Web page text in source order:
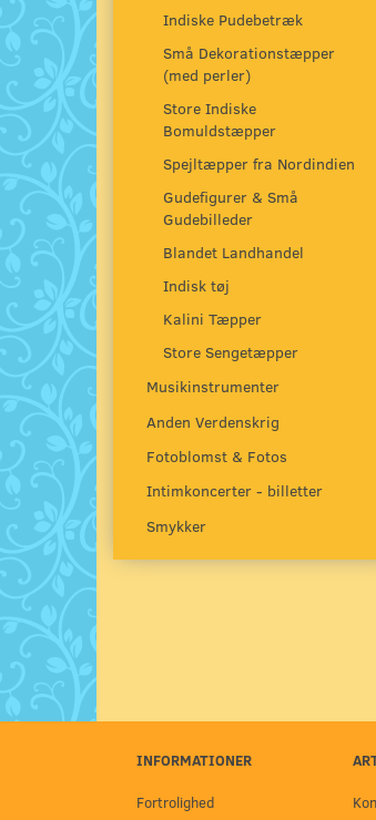
Indiske Pudebetræk
Små Dekorationstæpper
(med perler)
Store Indiske
Bomuldstæpper
Spejltæpper fra Nordindien
Gudefigurer & Små
Gudebilleder
Blandet Landhandel
Indisk tøj
Kalini Tæpper
Store Sengetæpper
Musikinstrumenter
Anden Verdenskrig
Fotoblomst & Fotos
Intimkoncerter - billetter
Smykker
INFORMATIONER
Fortrolighed